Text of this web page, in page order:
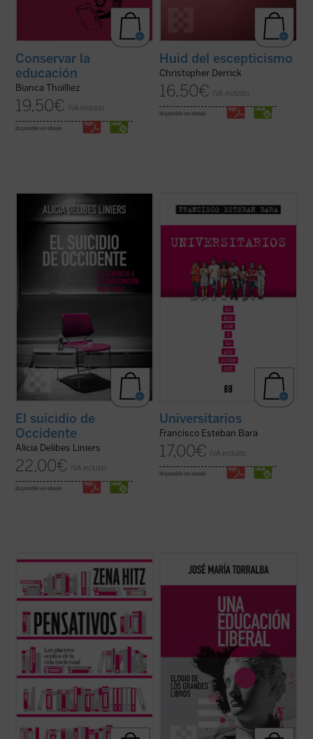
Conservar la
educación
Bianca Thoilliez
19,50€ IVA incluido
disponible en ebook:
Huid del escepticismo
Christopher Derrick
16,50€ IVA incluido
disponible en ebook:
Este libro ofrece una imagen clara de cómo
poco a poco sucedió la decadencia de la
educación occidental —desde Francia
desde personajes como Rousseau hasta el
wokismo y la Ley Celaá—, con la ...(ver
El suicidio de
Occidente
Alicia Delibes Liniers
22,00€ IVA incluido
disponible en ebook:
El profesor Francisco Esteban Bara explica
con hondura, cercanía y fluidez en este
que más necesita el mundo son
buscadores de verdad, belleza y bondad, y
(ver ficha)
Universitarios
Francisco Esteban Bara
17,00€ IVA incluido
disponible en ebook:
Pensativoses un recordatorio apasionado
y oportuno de que una vida rica en el
ámbito del pensamiento es una vida plena.
Una invitación a aprender por el mero
placer de hacerlo y a renovar nuestra vida
ficha)
«En estas páginas, José María Torralba se
ocupa de la historia de la educación liberal
dificultar la formación de los alumnos en
las humanidades, con ...
(ver ficha)